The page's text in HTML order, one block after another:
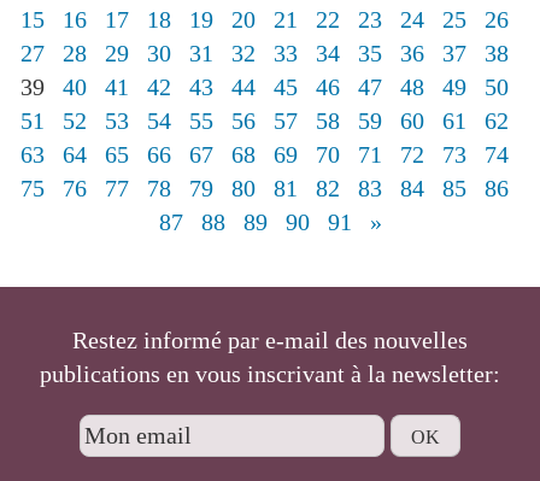
15
16 17 18 19 20 21 22 23 24 25
26
27
28 29 30 31 32 33 34 35 36 37
38
39
40 41 42 43 44 45 46 47 48 49
50
51
52 53 54 55 56 57 58 59 60 61
62
63
64 65 66 67 68 69 70 71 72 73
74
75
76 77 78 79 80 81 82 83 84 85
86
87
88 89 90 91 »
Restez informé par e-mail des nouvelles
publications en vous inscrivant à la newsletter: